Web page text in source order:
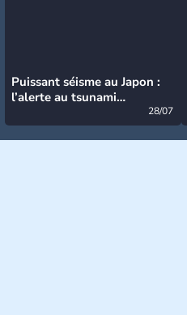
Puissant séisme au Japon :
l’alerte au tsunami
28/07